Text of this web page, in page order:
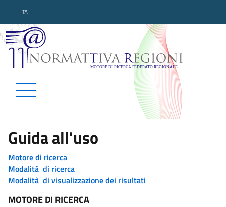
ITA
Normattiva Regioni -
Guida all'uso
Motore di ricerca
Modalità di ricerca
Modalità di visualizzazione dei risultati
MOTORE DI RICERCA